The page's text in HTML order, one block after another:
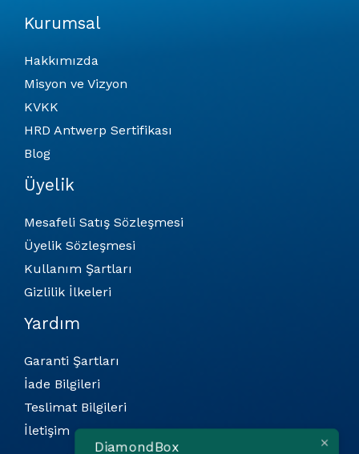
Kurumsal
Hakkımızda
Misyon ve Vizyon
KVKK
HRD Antwerp Sertifikası
Blog
Üyelik
Mesafeli Satış Sözleşmesi
Üyelik Sözleşmesi
Kullanım Şartları
Gizlilik İlkeleri
Yardım
Garanti Şartları
İade Bilgileri
Teslimat Bilgileri
İletişim
DiamondBox